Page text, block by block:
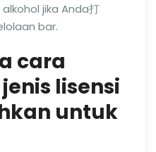
jika Anda打
bar.
cara
lisensi
untuk